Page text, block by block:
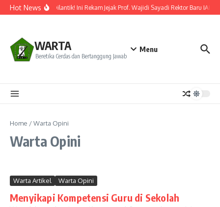
Lewati ke konten
Hot NewsResmi Dilantik! Ini Rekam Jejak Prof. Wajidi Sayadi Rektor Baru IAIN
WARTA
Beretika Cerdas dan Bertanggung Jawab
Menu
Home /Warta Opini
Warta Opini
Warta Artikel Warta Opini
Menyikapi Kompetensi Guru di Sekolah